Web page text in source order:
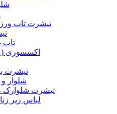
تیشرت تاپ
تاپ
اکسسوری (
تیشرت
شلوار
تیشرت شلوارک
لباس زیر